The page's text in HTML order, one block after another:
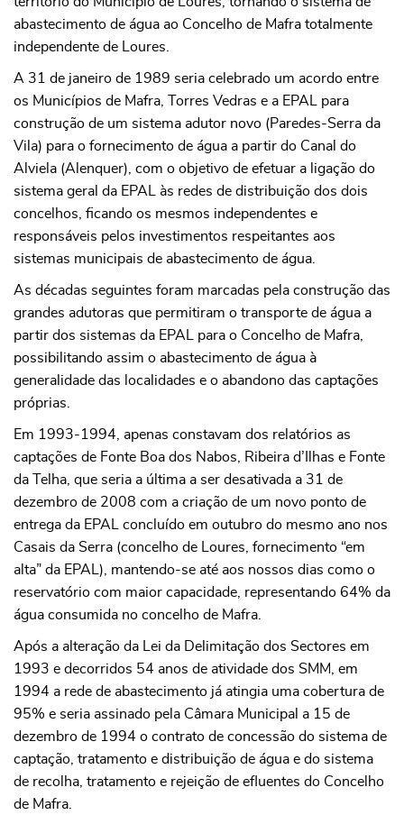
abastecimento de água ao Concelho de Mafra totalmente
independente de Loures.
A 31 de janeiro de 1989 seria celebrado um acordo entre
os Municípios de Mafra, Torres Vedras e a EPAL para
construção de um sistema adutor novo (Paredes-Serra da
Vila) para o fornecimento de água a partir do Canal do
Alviela (Alenquer), com o objetivo de efetuar a ligação do
sistema geral da EPAL às redes de distribuição dos dois
concelhos, ficando os mesmos independentes e
responsáveis pelos investimentos respeitantes aos
sistemas municipais de abastecimento de água.
As décadas seguintes foram marcadas pela construção das
grandes adutoras que permitiram o transporte de água a
partir dos sistemas da EPAL para o Concelho de Mafra,
possibilitando assim o abastecimento de água à
generalidade das localidades e o abandono das captações
próprias.
Em 1993-1994, apenas constavam dos relatórios as
captações de Fonte Boa dos Nabos, Ribeira d’Ilhas e Fonte
da Telha, que seria a última a ser desativada a 31 de
dezembro de 2008 com a criação de um novo ponto de
entrega da EPAL concluído em outubro do mesmo ano nos
Casais da Serra (concelho de Loures, fornecimento “em
alta” da EPAL), mantendo-se até aos nossos dias como o
reservatório com maior capacidade, representando 64% da
água consumida no concelho de Mafra.
Após a alteração da Lei da Delimitação dos Sectores em
1993 e decorridos 54 anos de atividade dos SMM, em
1994 a rede de abastecimento já atingia uma cobertura de
95% e seria assinado pela Câmara Municipal a 15 de
dezembro de 1994 o contrato de concessão do sistema de
captação, tratamento e distribuição de água e do sistema
de recolha, tratamento e rejeição de efluentes do Concelho
de Mafra.